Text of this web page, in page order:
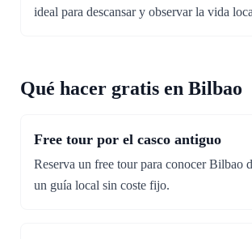
ideal para descansar y observar la vida
Qué hacer gratis en Bilbao
Free tour por el casco antiguo
Reserva un free tour para conocer Bilbao
un guía local sin coste fijo.